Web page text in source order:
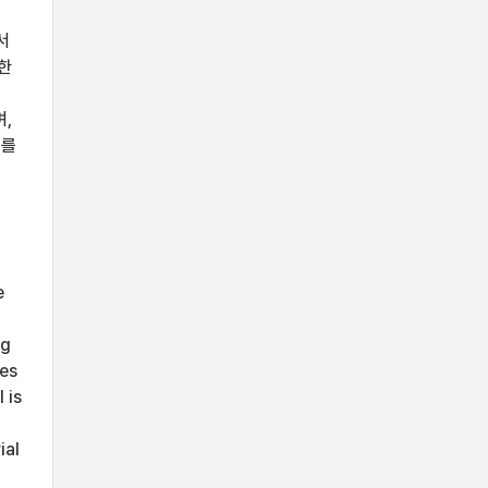
,
is